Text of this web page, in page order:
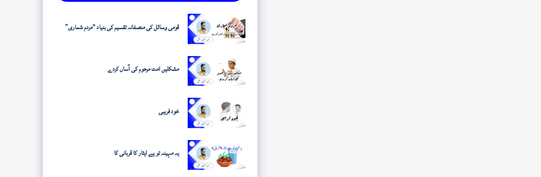
قومی وسائل کی منصفانہ تقسیم کی بنیاد "مردم شماری”
مشکلیں امت مرحوم کی آساں کردے
خود فریبی
یہ مہینہ تو ہے ایثار کا قربانی کا